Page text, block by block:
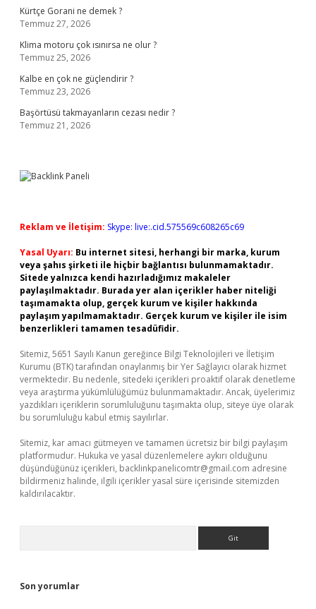
Kürtçe Gorani ne demek ?
Temmuz 27, 2026
Klima motoru çok ısınırsa ne olur ?
Temmuz 25, 2026
Kalbe en çok ne güçlendirir ?
Temmuz 23, 2026
Başörtüsü takmayanların cezası nedir ?
Temmuz 21, 2026
Reklam ve İletişim: Skype: live:.cid.575569c608265c69
Yasal Uyarı: Bu internet sitesi, herhangi bir marka, kurum
veya şahıs şirketi ile hiçbir bağlantısı bulunmamaktadır.
Sitede yalnızca kendi hazırladığımız makaleler
paylaşılmaktadır. Burada yer alan içerikler haber niteliği
taşımamakta olup, gerçek kurum ve kişiler hakkında
paylaşım yapılmamaktadır. Gerçek kurum ve kişiler ile isim
benzerlikleri tamamen tesadüfidir.
Sitemiz, 5651 Sayılı Kanun gereğince Bilgi Teknolojileri ve İletişim
Kurumu (BTK) tarafından onaylanmış bir Yer Sağlayıcı olarak hizmet
vermektedir. Bu nedenle, sitedeki içerikleri proaktif olarak denetleme
veya araştırma yükümlülüğümüz bulunmamaktadır. Ancak, üyelerimiz
yazdıkları içeriklerin sorumluluğunu taşımakta olup, siteye üye olarak
bu sorumluluğu kabul etmiş sayılırlar.
Sitemiz, kar amacı gütmeyen ve tamamen ücretsiz bir bilgi paylaşım
platformudur. Hukuka ve yasal düzenlemelere aykırı olduğunu
düşündüğünüz içerikleri, backlinkpanelicomtr@gmail.com adresine
bildirmeniz halinde, ilgili içerikler yasal süre içerisinde sitemizden
kaldırılacaktır.
Son yorumlar